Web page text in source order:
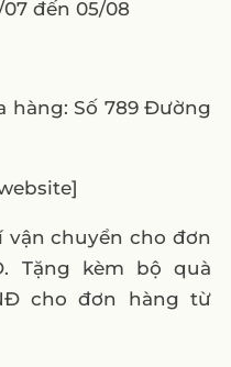
đến 05/08
hàng: Số 789 Đường
vận chuyển cho đơn
Tặng kèm bộ quà
cho đơn hàng từ